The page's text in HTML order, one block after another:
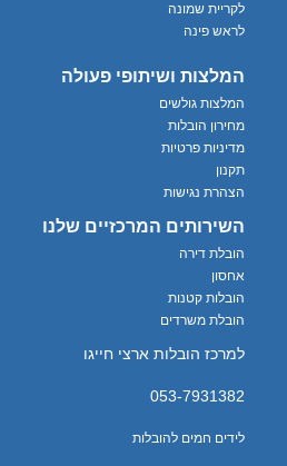
לקריית שמונה
לראש פינה
המלצות ושיתופי פעולה
המלצות גולשים
מחירון הובלות
מדיניות פרטיות
תקנון
הצהרת נגישות
השירותים המרכזיים שלנו
הובלת דירה
אחסון
הובלות קטנות
הובלת משרדים
למרכז הובלות ארצי חייגו
053-7931382
לידים חמים להובלות